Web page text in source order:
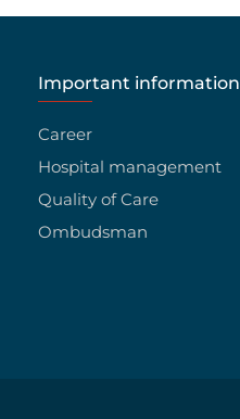
Important information
Career
Hospital management
Quality of Care
Ombudsman